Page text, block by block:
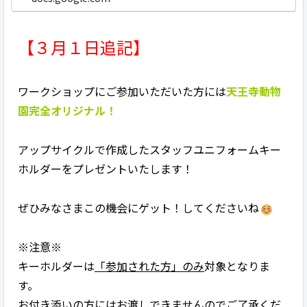
【３月１日追記】
ワークショップにご参加いただいた方には天王寺動物
園完全オリジナル！
アップサイクルで作成したスタッフユニフォームキー
ホルダーをプレゼントいたします！
ぜひみなさまこの機会にゲット！してくださいね
※注意※
キーホルダーは 「参加された方」のみ対象となりま
す。